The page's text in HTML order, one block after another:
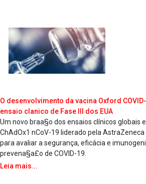
O desenvolvimento da vacina Oxford
ensaio cla­nico de Fase III dos EUA
Um novo braa§o dos ensaios clínicos globais
ChAdOx1 nCoV-19 liderado pela
para avaliar a segurança, eficácia e
prevena§a£o de COVID-19.
Leia mais...